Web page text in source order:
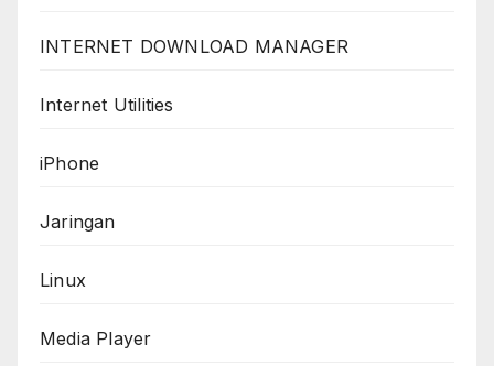
INTERNET DOWNLOAD MANAGER
Internet Utilities
iPhone
Jaringan
Linux
Media Player